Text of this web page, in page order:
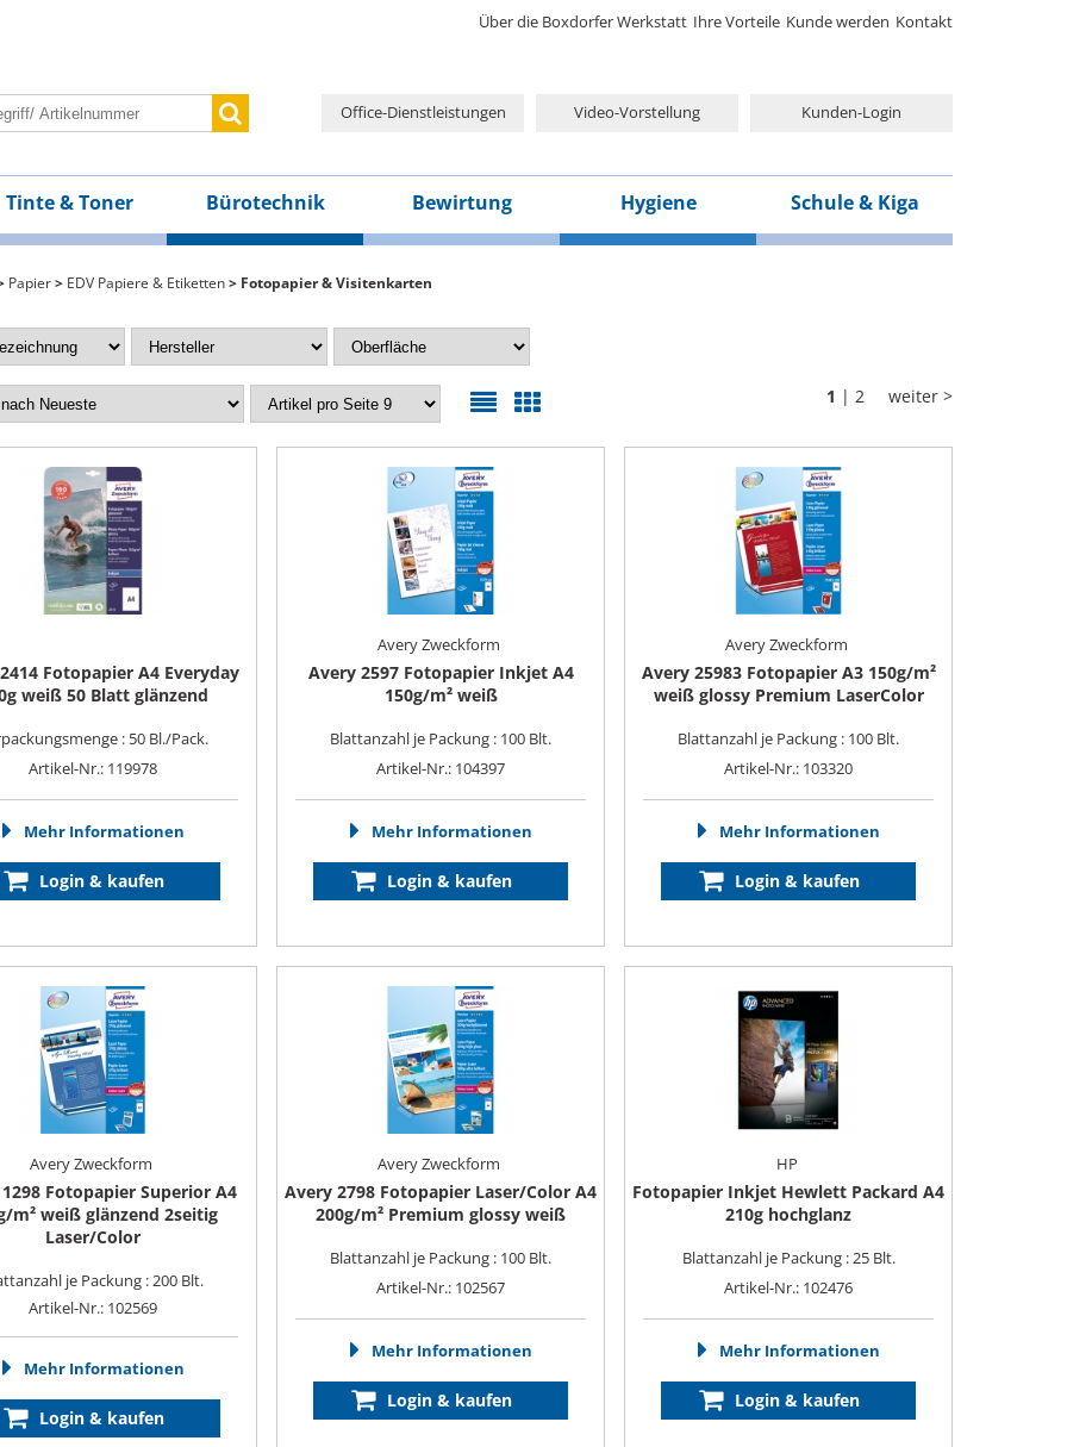
Über die Boxdorfer Werkstatt Ihre Vorteile Kunde werden Kontakt
Kunden-Login
Video-Vorstellung
Office-Dienstleistungen
Tinte & Toner Bürotechnik Bewirtung Hygiene Schule & Kiga
Papier> EDV Papiere & Etiketten> Fotopapier & Visitenkarten
1 | 2 weiter >
Fotopapier A4 Everyday
weiß 50 Blatt glänzend
: 50 Bl./Pack.
Artikel-Nr.: 119978
Mehr Informationen
Login & kaufen
Avery Zweckform
Avery 2597 Fotopapier Inkjet A4
150g/m² weiß
Blattanzahl je Packung : 100 Blt.
Artikel-Nr.: 104397
Mehr Informationen
Login & kaufen
Avery Zweckform
Avery 25983 Fotopapier A3 150g/m²
weiß glossy Premium LaserColor
Blattanzahl je Packung : 100 Blt.
Artikel-Nr.: 103320
Mehr Informationen
Login & kaufen
Avery Zweckform
Fotopapier Superior A4
m² weiß glänzend 2seitig
Laser/Color
je Packung : 200 Blt.
Artikel-Nr.: 102569
Mehr Informationen
Login & kaufen
Avery Zweckform
Avery 2798 Fotopapier Laser/Color A4
200g/m² Premium glossy weiß
Blattanzahl je Packung : 100 Blt.
Artikel-Nr.: 102567
Mehr Informationen
Login & kaufen
HP
Fotopapier Inkjet Hewlett Packard A4
210g hochglanz
Blattanzahl je Packung : 25 Blt.
Artikel-Nr.: 102476
Mehr Informationen
Login & kaufen